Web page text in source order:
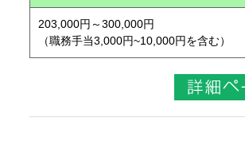
203,000円～300,000円
（職務手当3,000円~10,000円を含む）